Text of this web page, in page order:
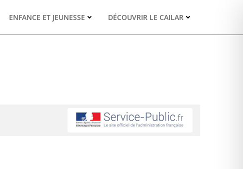
ENFANCE ET JEUNESSE DÉCOUVRIR LE CAILAR